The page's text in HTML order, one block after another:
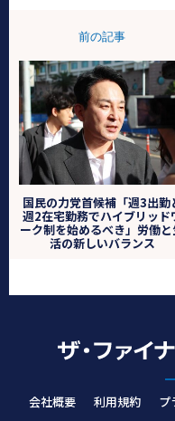
前の記事
国民の力党首候補「週3出勤
週2在宅勤務でハイブリッド
ーク制を始めるべき」労働
活の新しいバランス
会社概要 利用規約 プ